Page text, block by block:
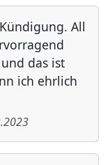
All
das ist
ich ehrlich